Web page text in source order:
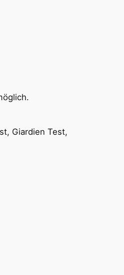
Giardien Test,